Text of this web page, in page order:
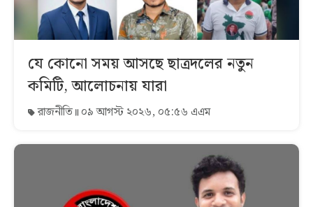
যে কোনো সময় আসছে ছাত্রদলের নতুন
কমিটি, আলোচনায় যারা
রাজনীতি ০৯ আগস্ট ২০২৬, ০৫:৫৬ এএম